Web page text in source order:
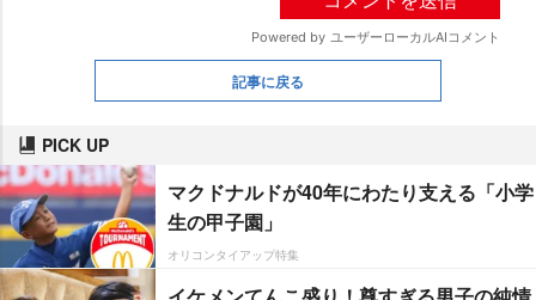
記事に戻る
PICK UP
マクドナルドが40年にわたり支える「小学
生の甲子園」
オリコンタイアップ特集